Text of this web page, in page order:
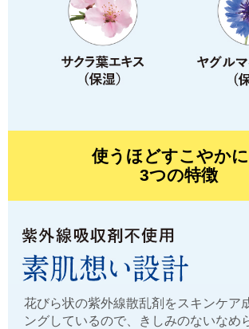
使うほどすこやかに
3つの特徴
花びら状の紫外線散乱剤をスキンケア
ングしているので、きしみのないなめ